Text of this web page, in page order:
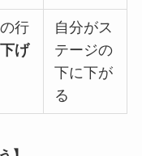
行
下げ
自分がス
テージの
下に下が
る